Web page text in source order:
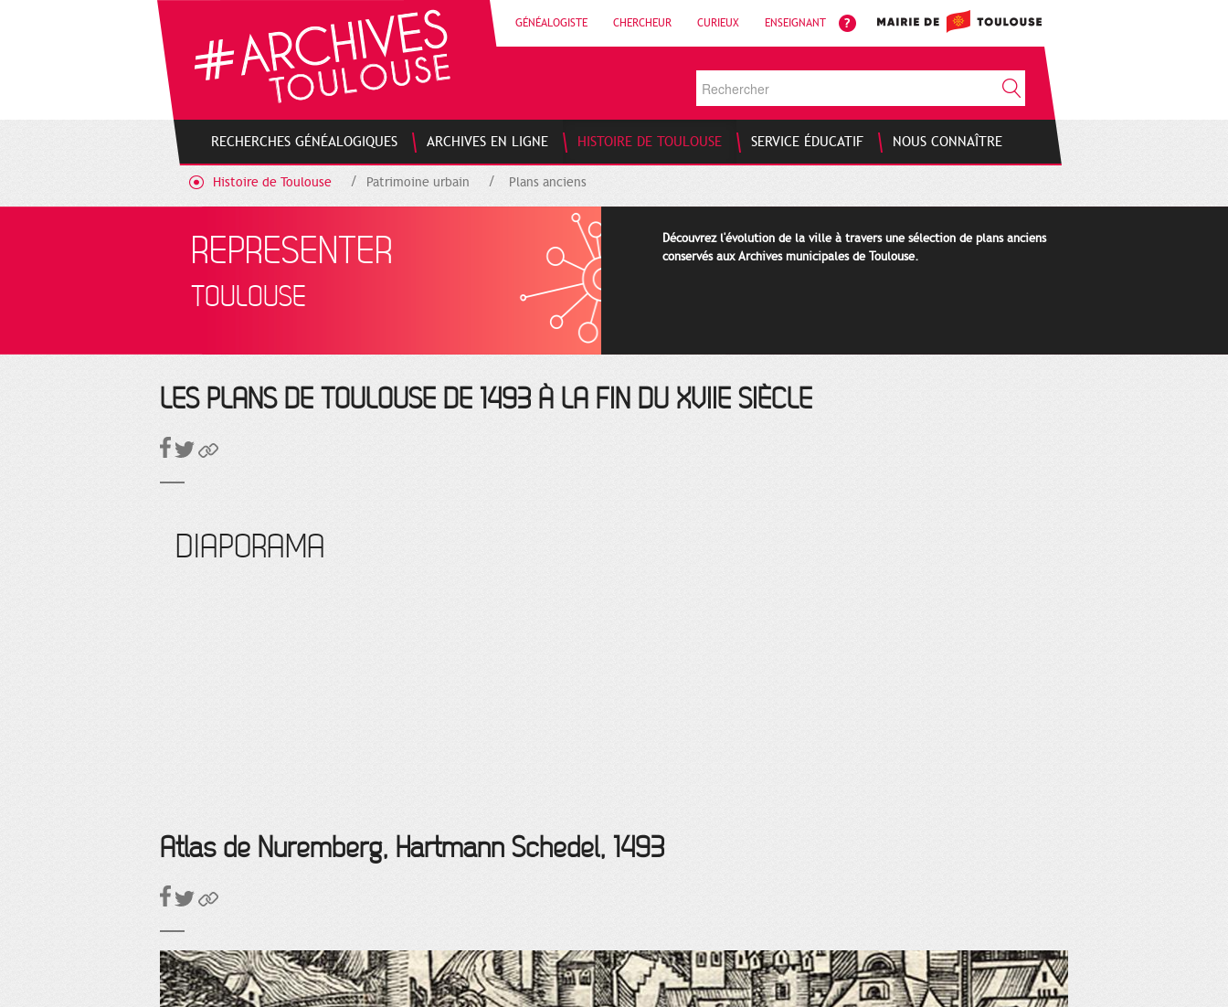
GÉNÉALOGISTE CHERCHEUR CURIEUX ENSEIGNANT
RECHERCHES GÉNÉALOGIQUES ARCHIVES EN LIGNE HISTOIRE DE TOULOUSE SERVICE ÉDUCATIF NOUS CONNAÎTRE
Histoire de Toulouse Patrimoine urbain Plans anciens
REPRESENTER
TOULOUSE
Découvrez l'évolution de la ville à travers une sélection de plans anciens
conservés aux Archives municipales de Toulouse.
LES PLANS DE TOULOUSE DE 1493 À LA FIN DU XVIIE SIÈCLE
DIAPORAMA
Atlas de Nuremberg, Hartmann Schedel, 1493
Gestion de vos préférences sur les cookies